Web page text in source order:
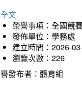
文
榮譽事項：全國競
發佈單位：學務處
建立時間：2026-
瀏覽次數：226
發布者：體育組